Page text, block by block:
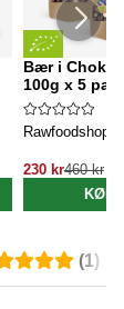
Bær i
100g x 5
Rawfoodshop
230 kr460 kr
KØB
(1)